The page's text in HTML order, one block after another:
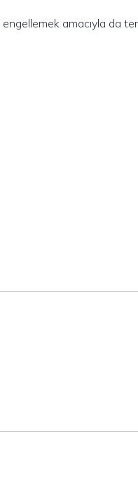
engellemek amacıyla da